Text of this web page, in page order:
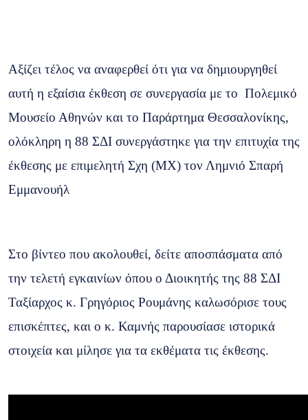
Αξίζει τέλος να αναφερθεί ότι για να δημιουργηθεί
αυτή η εξαίσια έκθεση σε συνεργασία με το Πολεμικό
Μουσείο Αθηνών και το Παράρτημα Θεσσαλονίκης,
ολόκληρη η 88 ΣΔΙ συνεργάστηκε για την επιτυχία της
έκθεσης με επιμελητή Σχη (ΜΧ) τον Λημνιό Σπαρή
Εμμανουήλ
Στο βίντεο που ακολουθεί, δείτε αποσπάσματα από
την τελετή εγκαινίων όπου ο Διοικητής της 88 ΣΔΙ
Ταξίαρχος κ. Γρηγόριος Ρουμάνης καλωσόρισε τους
επισκέπτες, και ο κ. Καμνής παρουσίασε ιστορικά
στοιχεία και μίλησε για τα εκθέματα τις έκθεσης.